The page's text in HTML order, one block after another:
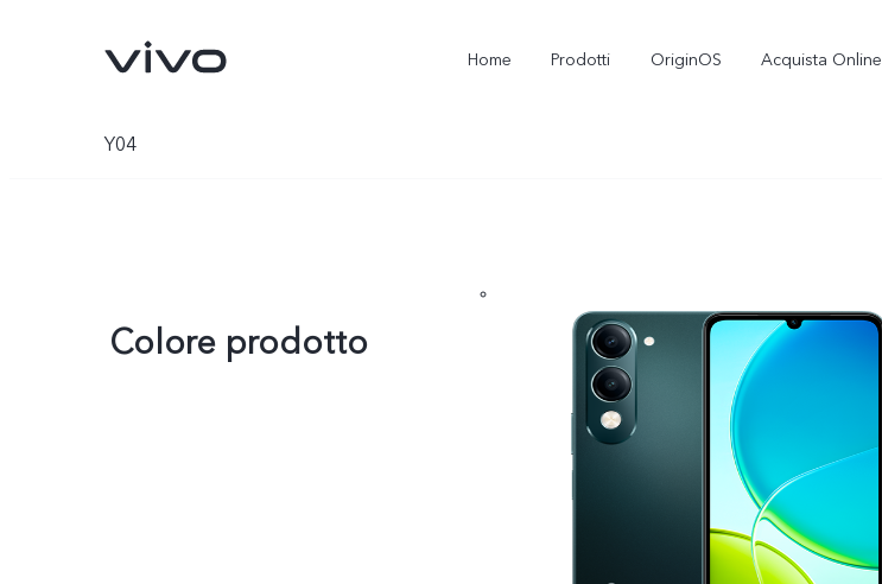
Home Prodotti OriginOS Acquista Online
X300
Y04
Colore prodotto